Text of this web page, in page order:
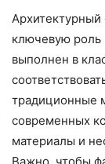
Архитектурный
ключевую роль
выполнен в
традиционные
современных
материалы и